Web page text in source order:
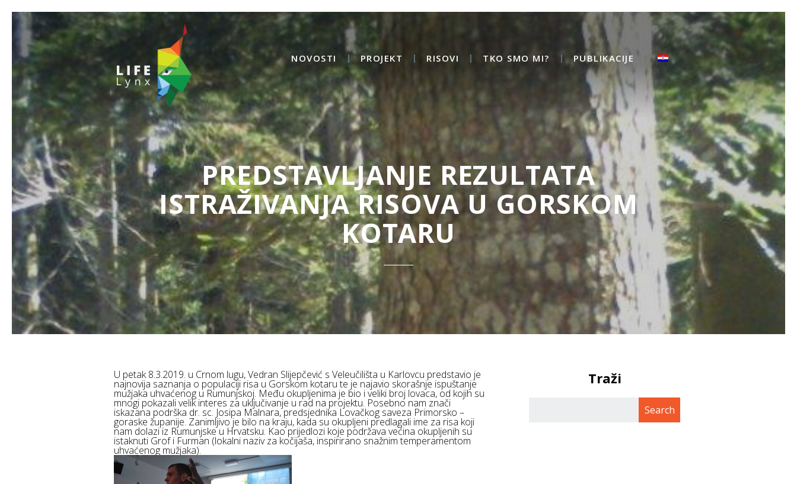
NOVOSTI PROJEKT RISOVI TKO SMO MI? PUBLIKACIJE
PREDSTAVLJANJE REZULTATA
ISTRAŽIVANJA RISOVA U GORSKOM
KOTARU
U petak 8.3.2019. u Crnom lugu, Vedran Slijepčević s Veleučilišta u Karlovcu predstavio je
najnovija saznanja o populaciji risa u Gorskom kotaru te je najavio skorašnje ispuštanje
mužjaka uhvaćenog u Rumunjskoj. Među okupljenima je bio i veliki broj lovaca, od kojih su
mnogi pokazali velik interes za uključivanje u rad na projektu. Posebno nam znači
iskazana podrška dr. sc. Josipa Malnara, predsjednika Lovačkog saveza Primorsko –
goraske županije. Zanimljivo je bilo na kraju, kada su okupljeni predlagali ime za risa koji
nam dolazi iz Rumunjske u Hrvatsku. Kao prijedlozi koje podržava većina okupljenih su
istaknuti Grof i Furman (lokalni naziv za kočijaša, inspirirano snažnim temperamentom
uhvaćenog mužjaka).
Traži